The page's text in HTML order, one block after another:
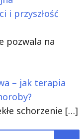
i przyszłość
pozwala na
– jak terapia
schorzenie […]